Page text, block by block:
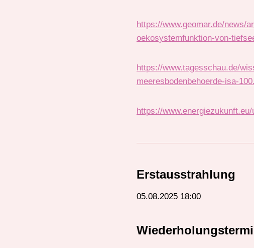
https://www.geomar.de/news/
oekosystemfunktion-von-
https://www.tagesschau.de/
meeresbodenbehoerde-isa-
https://
Erstausstrahlung
05.08.2025 18:00